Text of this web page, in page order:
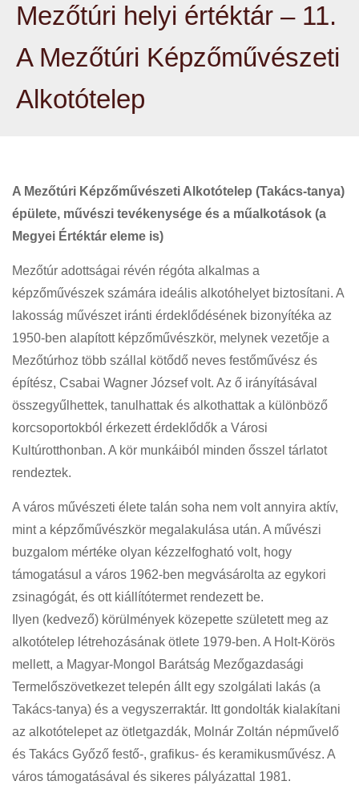
Mezőtúri helyi értéktár – 11.
A Mezőtúri Képzőművészeti
Alkotótelep
A Mezőtúri Képzőművészeti Alkotótelep (Takács-tanya)
épülete, művészi tevékenysége és a műalkotások (a
Megyei Értéktár eleme is)
Mezőtúr adottságai révén régóta alkalmas a
képzőművészek számára ideális alkotóhelyet biztosítani. A
lakosság művészet iránti érdeklődésének bizonyítéka az
1950-ben alapított képzőművészkör, melynek vezetője a
Mezőtúrhoz több szállal kötődő neves festőművész és
építész, Csabai Wagner József volt. Az ő irányításával
összegyűlhettek, tanulhattak és alkothattak a különböző
korcsoportokból érkezett érdeklődők a Városi
Kultúrotthonban. A kör munkáiból minden ősszel tárlatot
rendeztek.
A város művészeti élete talán soha nem volt annyira aktív,
mint a képzőművészkör megalakulása után. A művészi
buzgalom mértéke olyan kézzelfogható volt, hogy
támogatásul a város 1962-ben megvásárolta az egykori
zsinagógát, és ott kiállítótermet rendezett be.
Ilyen (kedvező) körülmények közepette született meg az
alkotótelep létrehozásának ötlete 1979-ben. A Holt-Körös
mellett, a Magyar-Mongol Barátság Mezőgazdasági
Termelőszövetkezet telepén állt egy szolgálati lakás (a
Takács-tanya) és a vegyszerraktár. Itt gondolták kialakítani
az alkotótelepet az ötletgazdák, Molnár Zoltán népművelő
és Takács Győző festő-, grafikus- és keramikusművész. A
város támogatásával és sikeres pályázattal 1981.